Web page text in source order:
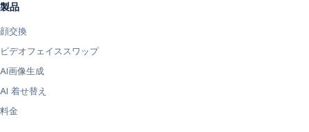
製品
顔交換
ビデオフェイススワップ
AI画像生成
AI 着せ替え
料金